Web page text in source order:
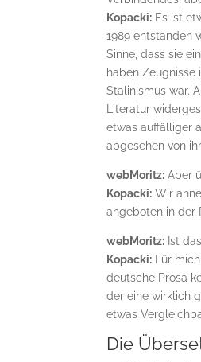
Kopacki: Es ist
1989 entstanden
Sinne, dass sie
haben
Stalinismus war.
Literatur
etwas auffälliger
abgesehen von
webMoritz: Aber
Kopacki: Wir
angeboten in der
webMoritz: Ist
Kopacki: Für
deutsche Prosa
der eine wirklich
etwas
Die